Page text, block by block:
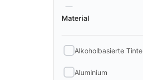
Material
Alkoholbasierte Tinte
Aluminium